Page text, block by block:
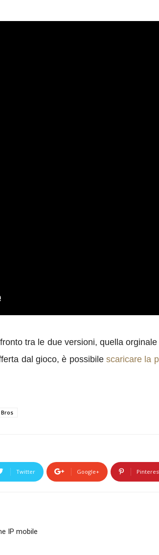
tra le due versioni, quella
dal gioco, è possibile scaricare la
Twitter Google+
IP mobile